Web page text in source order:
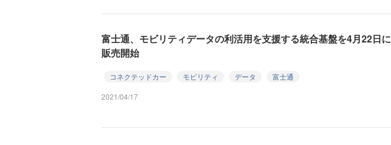
富士通、モビリティデータの利活用を支援する統合基盤を4月22日に
販売開始
コネクテッドカー モビリティ データ
富士通
2021/04/17